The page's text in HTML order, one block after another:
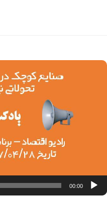
پخش‌کننده
00:00